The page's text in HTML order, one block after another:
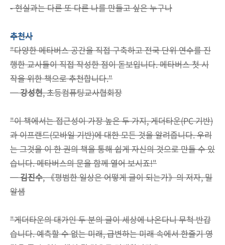
-현실과는 다른 또 다른 나를 만들고 싶은 누구나
추천사
"다양한 메타버스 공간을 직접 구축하고 전국 단위 연수를 진
행한 교사들이 직접 작성한 점이 돋보입니다. 메타버스 첫 시
작을 위한 책으로 추천합니다."
─강성현, 초등컴퓨팅교사협회장
"이 책에서는 접근성이 가장 높은 두 가지, 게더타운(PC 기반)
과 이프랜드(모바일 기반)에 대한 모든 것을 알려줍니다. 우리
는 그것을 이 한 권의 책을 통해 쉽게 자신의 것으로 만들 수 있
습니다. 메타버스의 문을 함께 열어 보시죠!"
─김진수, 《평범한 일상은 어떻게 글이 되는가》의 저자, 밀
알샘
"게더타운의 대가인 두 분의 글이 세상에 나온다니 무척 반갑
습니다. 예측할 수 없는 미래, 급변하는 미래 속에서 한줄기 영